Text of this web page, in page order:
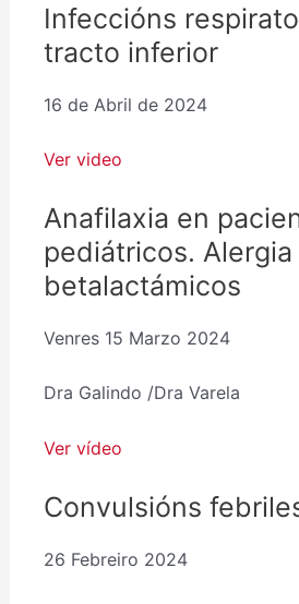
Infeccións
tracto inferior
16 de Abril de 2024
Ver video
Anafilaxia en
pediátricos. Alergia
betalactámicos
Venres 15 Marzo 2024
Dra Galindo /Dra Varela
Ver vídeo
Convulsións
26 Febreiro 2024